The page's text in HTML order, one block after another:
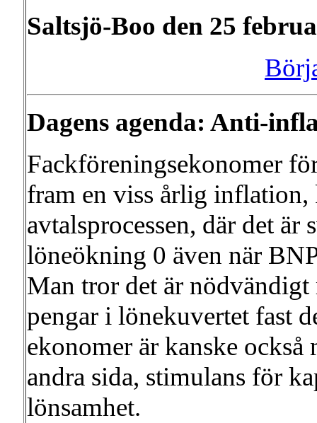
Saltsjö-Boo den 25
Dagens agenda: Anti-
Fackföreningsekonomer
fram en viss årlig inflation,
avtalsprocessen, där det
löneökning 0 även när
Man tror det är
pengar i lönekuvertet fast
ekonomer är kanske
andra sida, stimulans för
lönsamhet.